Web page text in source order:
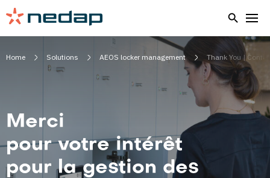
Home Solutions AEOS locker management Thank You |
Merci
pour votre intérêt
pour la gestion des